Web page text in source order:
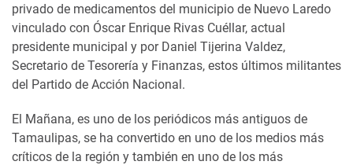
privado de medicamentos del municipio de Nuevo Laredo
vinculado con Óscar Enrique Rivas Cuéllar, actual
presidente municipal y por Daniel Tijerina Valdez,
Secretario de Tesorería y Finanzas, estos últimos militantes
del Partido de Acción Nacional.
El Mañana, es uno de los periódicos más antiguos de
Tamaulipas, se ha convertido en uno de los medios más
críticos de la región y también en uno de los más